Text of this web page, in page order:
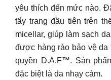
yêu thích đến mức nào.
tẩy trang đầu tiên trên
micellar, giúp làm sạch
được hàng rào bảo vệ
quyền D.A.F™. Sản
đặc biệt là da nhạy cảm.